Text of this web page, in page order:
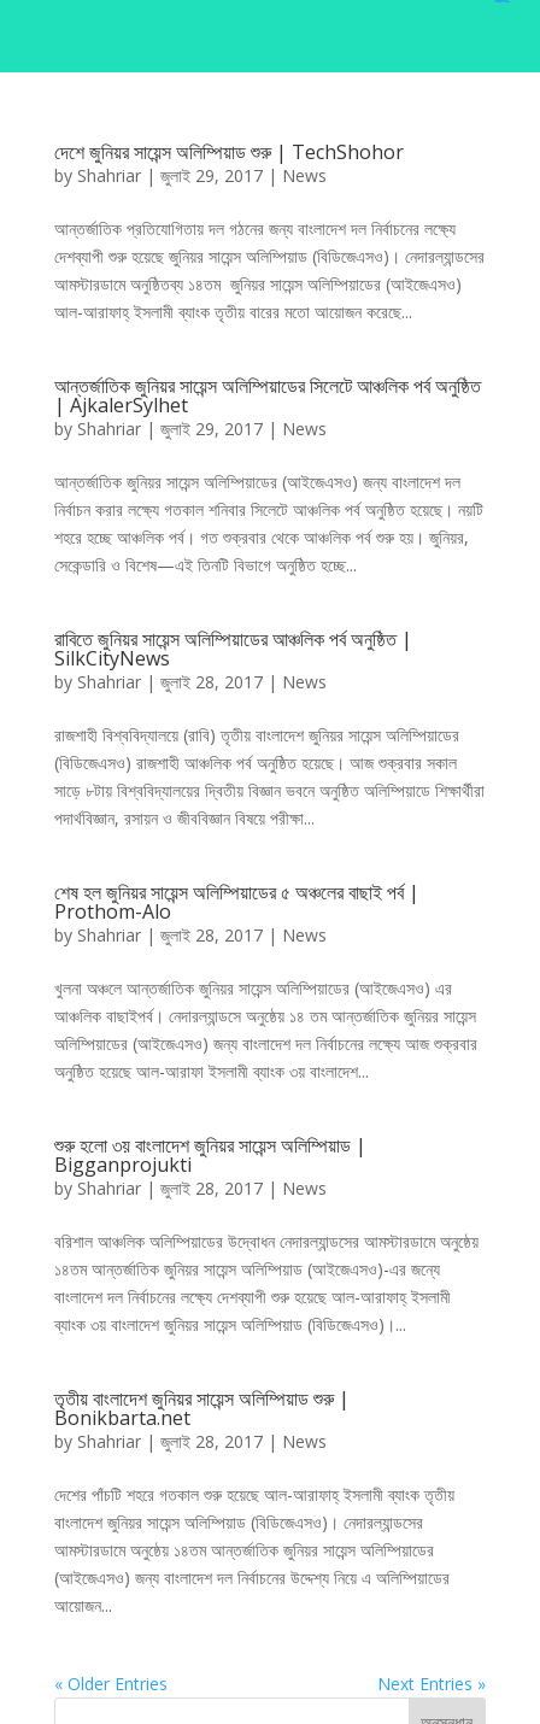
দেশে জুনিয়র সায়েন্স অলিম্পিয়াড শুরু | TechShohor
by Shahriar| জুলাই 29, 2017| News
আন্তর্জাতিক প্রতিযোগিতায় দল গঠনের জন্য বাংলাদেশ দল নির্বাচনের লক্ষ্যে
দেশব্যাপী শুরু হয়েছে জুনিয়র সায়েন্স অলিম্পিয়াড (বিডিজেএসও)। নেদারল্যান্ডসের
আমস্টারডামে অনুষ্ঠিতব্য ১৪তম জুনিয়র সায়েন্স অলিম্পিয়াডের (আইজেএসও)
আল-আরাফাহ্ ইসলামী ব্যাংক তৃতীয় বারের মতো আয়োজন করেছে...
আন্তর্জাতিক জুনিয়র সায়েন্স অলিম্পিয়াডের সিলেটে আঞ্চলিক পর্ব অনুষ্ঠিত
| AjkalerSylhet
by Shahriar| জুলাই 29, 2017| News
আন্তর্জাতিক জুনিয়র সায়েন্স অলিম্পিয়াডের (আইজেএসও) জন্য বাংলাদেশ দল
নির্বাচন করার লক্ষ্যে গতকাল শনিবার সিলেটে আঞ্চলিক পর্ব অনুষ্ঠিত হয়েছে। নয়টি
শহরে হচ্ছে আঞ্চলিক পর্ব। গত শুক্রবার থেকে আঞ্চলিক পর্ব শুরু হয়। জুনিয়র,
সেকেন্ডারি ও বিশেষ—এই তিনটি বিভাগে অনুষ্ঠিত হচ্ছে...
রাবিতে জুনিয়র সায়েন্স অলিম্পিয়াডের আঞ্চলিক পর্ব অনুষ্ঠিত |
SilkCityNews
by Shahriar| জুলাই 28, 2017| News
রাজশাহী বিশ্ববিদ্যালয়ে (রাবি) তৃতীয় বাংলাদেশ জুনিয়র সায়েন্স অলিম্পিয়াডের
(বিডিজেএসও) রাজশাহী আঞ্চলিক পর্ব অনুষ্ঠিত হয়েছে। আজ শুক্রবার সকাল
সাড়ে ৮টায় বিশ্ববিদ্যালয়ের দ্বিতীয় বিজ্ঞান ভবনে অনুষ্ঠিত অলিম্পিয়াডে শিক্ষার্থীরা
পদার্থবিজ্ঞান, রসায়ন ও জীববিজ্ঞান বিষয়ে পরীক্ষা...
শেষ হল জুনিয়র সায়েন্স অলিম্পিয়াডের ৫ অঞ্চলের বাছাই পর্ব |
Prothom-Alo
by Shahriar| জুলাই 28, 2017| News
খুলনা অঞ্চলে আন্তর্জাতিক জুনিয়র সায়েন্স অলিম্পিয়াডের (আইজেএসও) এর
আঞ্চলিক বাছাইপর্ব। নেদারল্যান্ডসে অনুষ্ঠেয় ১৪ তম আন্তর্জাতিক জুনিয়র সায়েন্স
অলিম্পিয়াডের (আইজেএসও) জন্য বাংলাদেশ দল নির্বাচনের লক্ষ্যে আজ শুক্রবার
অনুষ্ঠিত হয়েছে আল-আরাফা ইসলামী ব্যাংক ৩য় বাংলাদেশ...
শুরু হলো ৩য় বাংলাদেশ জুনিয়র সায়েন্স অলিম্পিয়াড |
Bigganprojukti
by Shahriar| জুলাই 28, 2017| News
বরিশাল আঞ্চলিক অলিম্পিয়াডের উদ্বোধন নেদারল্যান্ডসের আমস্টারডামে অনুষ্ঠেয়
১৪তম আন্তর্জাতিক জুনিয়র সায়েন্স অলিম্পিয়াড (আইজেএসও)-এর জন্যে
বাংলাদেশ দল নির্বাচনের লক্ষ্যে দেশব্যাপী শুরু হয়েছে আল-আরাফাহ্ ইসলামী
ব্যাংক ৩য় বাংলাদেশ জুনিয়র সায়েন্স অলিম্পিয়াড (বিডিজেএসও)।...
তৃতীয় বাংলাদেশ জুনিয়র সায়েন্স অলিম্পিয়াড শুরু |
Bonikbarta.net
by Shahriar| জুলাই 28, 2017| News
দেশের পাঁচটি শহরে গতকাল শুরু হয়েছে আল-আরাফাহ্ ইসলামী ব্যাংক তৃতীয়
বাংলাদেশ জুনিয়র সায়েন্স অলিম্পিয়াড (বিডিজেএসও)। নেদারল্যান্ডসের
আমস্টারডামে অনুষ্ঠেয় ১৪তম আন্তর্জাতিক জুনিয়র সায়েন্স অলিম্পিয়াডের
(আইজেএসও) জন্য বাংলাদেশ দল নির্বাচনের উদ্দেশ্য নিয়ে এ অলিম্পিয়াডের
আয়োজন...
« Older Entries Next Entries »